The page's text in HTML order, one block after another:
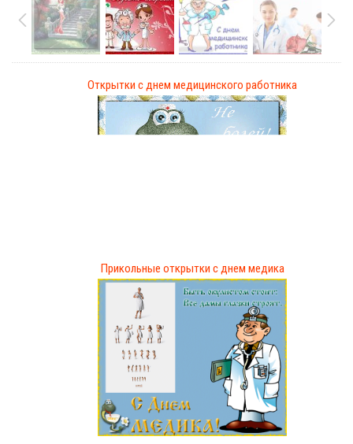
Открытки с днем медицинского работника
Прикольные открытки с днем медика